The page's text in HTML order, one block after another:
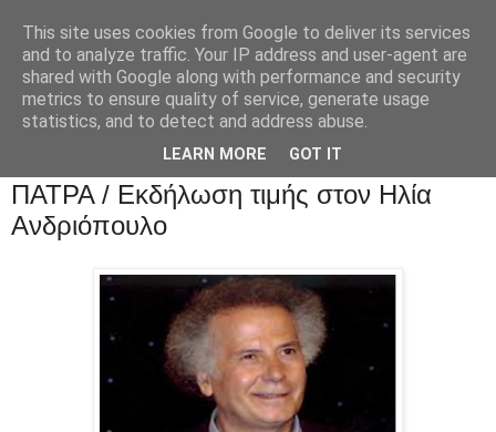
ΠΑΤΡΑ / Εκδήλωση τιμής στον Ηλία
Ανδριόπουλο
This site uses cookies from Google to deliver its services
and to analyze traffic. Your IP address and user-agent are
shared with Google along with performance and security
metrics to ensure quality of service, generate usage
statistics, and to detect and address abuse.
LEARN MORE GOT IT